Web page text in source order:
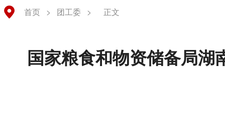
首页 > 团工委 > 正文
国家粮食和物资储备局湖